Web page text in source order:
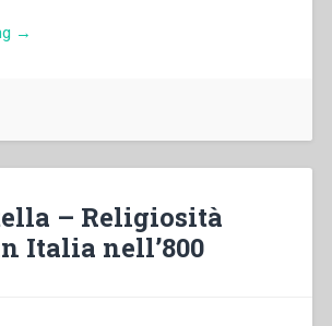
“Luigi
→
– Religiosità
Italia nell’800